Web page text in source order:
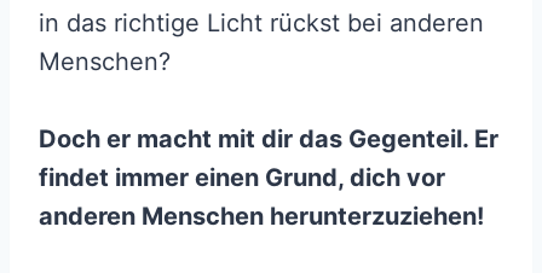
in das richtige Licht rückst bei anderen
Menschen?
Doch er macht mit dir das Gegenteil. Er
findet immer einen Grund, dich vor
anderen Menschen herunterzuziehen!